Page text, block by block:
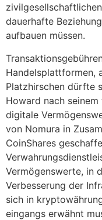
dauerhafte
aufbauen müssen.
Handelsplattformen,
Platzhirschen dürfte
Howard nach
digitale
von Nomura in
CoinShares
Vermögenswerte, in
Verbesserung der
sich in
eingangs erwähnt